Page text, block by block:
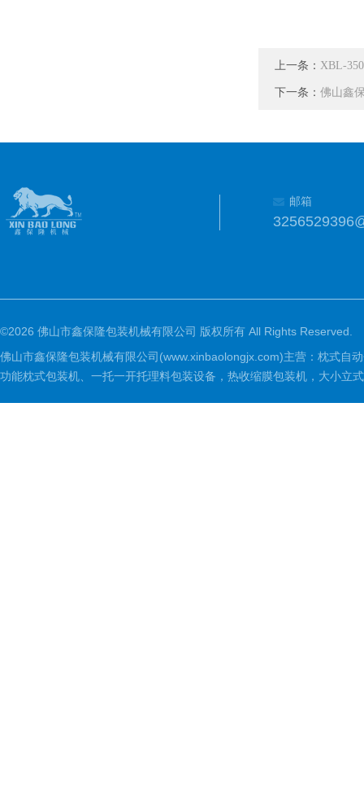
上一条： XBL-
下一条： 佛山鑫
邮箱
©2026 佛山市鑫保隆包装机械有限公司 版权所有 All Rights Reserved.
佛山市鑫保隆包装机械有限公司(www.xinbaolongjx.com)主营：枕式自
功能枕式包装机、一托一开托理料包装设备，热收缩膜包装机，大小立